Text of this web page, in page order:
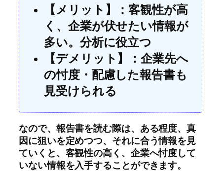
【メリット】：客観性が高
く、企業が伏せたい情報が
多い。分析に役立つ
【デメリット】：企業先へ
の忖度・配慮した報告書も
見受けられる
なので、報告書を読む際は、ある程度、真
因に狙いを定めつつ、それに合う情報を見
ていくと、客観性の高く、企業へ忖度して
いない情報を入手することができます。